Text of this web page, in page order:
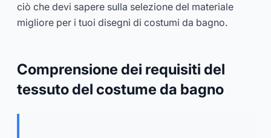
ciò che devi sapere sulla selezione del materiale
migliore per i tuoi disegni di costumi da bagno.
Comprensione dei requisiti del
tessuto del costume da bagno